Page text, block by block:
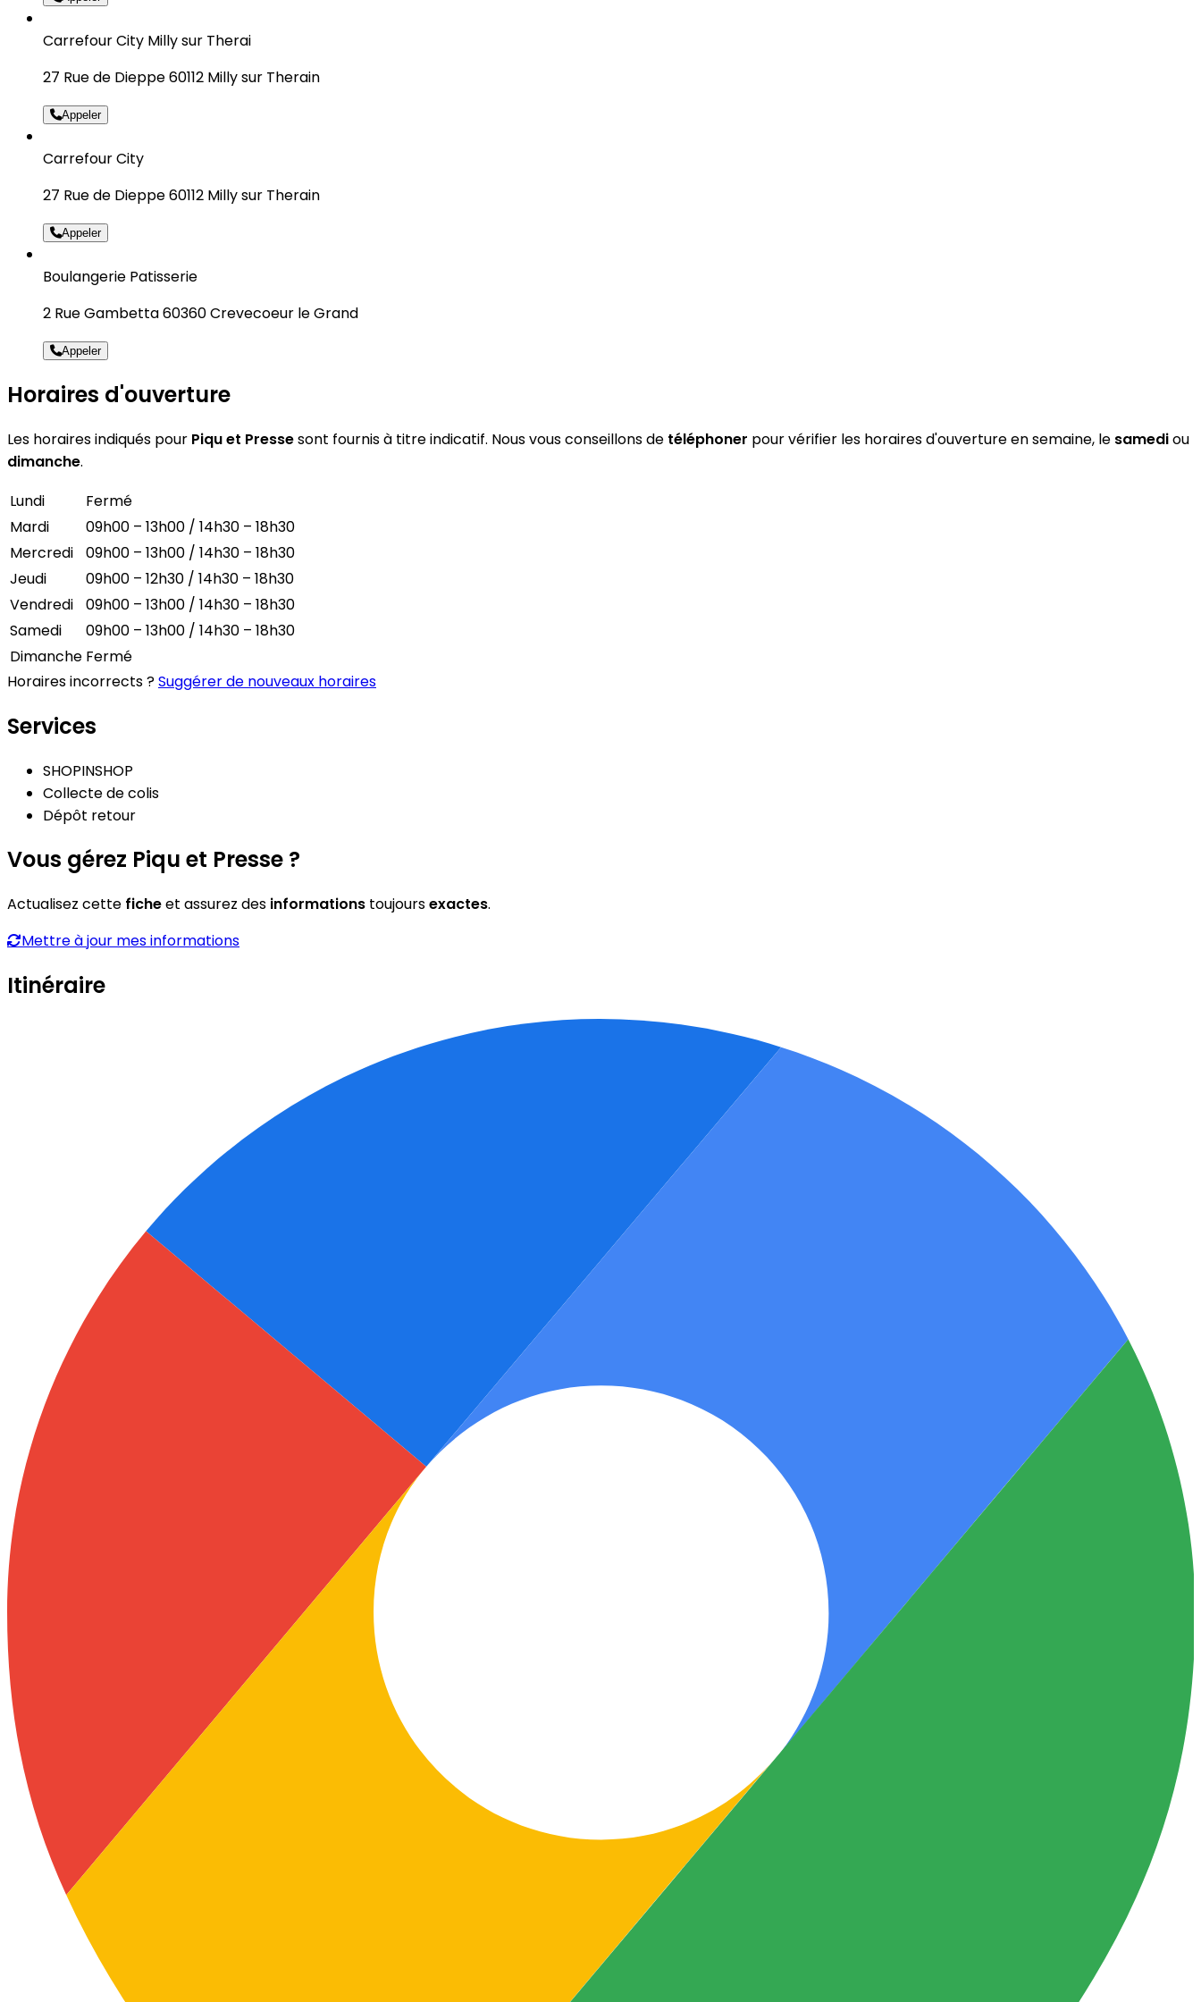
Carrefour City Milly sur Therai
27 Rue de Dieppe 60112 Milly sur Therain
Appeler
Carrefour City
27 Rue de Dieppe 60112 Milly sur Therain
Appeler
Boulangerie Patisserie
2 Rue Gambetta 60360 Crevecoeur le Grand
Appeler
Horaires d'ouverture
Les horaires indiqués pour Piqu et Pressesont fournis à titre indicatif. Nous vous conseillons de téléphoner pour vérifier les horaires d'ouverture en semaine, le samediou
dimanche.
Lundi
Fermé
Mardi
09h00 – 13h00 / 14h30 – 18h30
Mercredi
09h00 – 13h00 / 14h30 – 18h30
Jeudi
09h00 – 12h30 / 14h30 – 18h30
Vendredi
09h00 – 13h00 / 14h30 – 18h30
Samedi
09h00 – 13h00 / 14h30 – 18h30
Dimanche Fermé
Horaires incorrects ?Suggérer de nouveaux horaires
Services
SHOPINSHOP
Collecte de colis
Dépôt retour
Vous gérez Piqu et Presse ?
Actualisez cette ficheet assurez des informations toujoursexactes.
Mettre à jour mes informations
Itinéraire